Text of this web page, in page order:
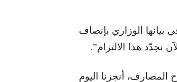
الوزاري بإنصاف
نجدّد هذا الالتزام”.
المصارف، أنجزنا اليوم